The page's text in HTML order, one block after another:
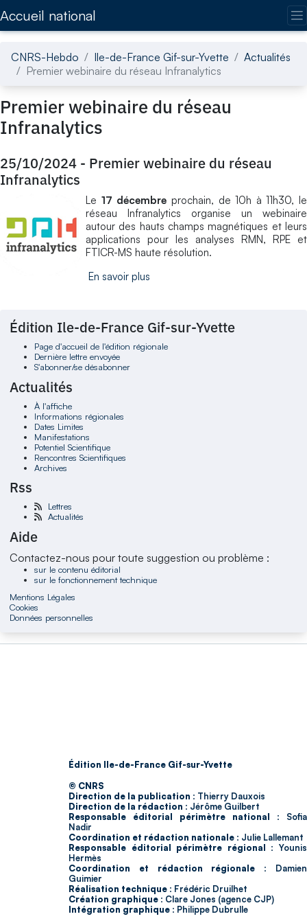
Accueil national
CNRS-Hebdo Ile-de-France Gif-sur-Yvette
Actualités
Premier webinaire du réseau Infranalytics
Premier webinaire du réseau
Infranalytics
25/10/2024 - Premier webinaire du réseau
Infranalytics
Le 17 décembre prochain, de 10h à 11h30, le
réseau Infranalytics organise un webinaire
autour des hauts champs magnétiques et leurs
applications pour les analyses RMN, RPE et
FTICR-MS haute résolution.
En savoir plus
Édition Ile-de-France Gif-sur-Yvette
Page d'accueil de l'édition régionale
Dernière lettre envoyée
S'abonner/se désabonner
Actualités
À l'affiche
Informations régionales
Dates Limites
Manifestations
Potentiel Scientifique
Rencontres Scientifiques
Archives
Rss
Lettres
Actualités
Aide
Contactez-nous pour toute suggestion ou problème :
sur le contenu éditorial
sur le fonctionnement technique
Mentions Légales
Cookies
Données personnelles
Édition Ile-de-France Gif-sur-Yvette
© CNRS
Direction de la publication : Thierry Dauxois
Direction de la rédaction : Jérôme Guilbert
Responsable éditorial périmètre national : Sofia
Nadir
Coordination et rédaction nationale : Julie Lallemant
Responsable éditorial périmètre régional : Younis
Hermès
Coordination et rédaction régionale : Damien
Guimier
Réalisation technique : Frédéric Druilhet
Création graphique : Clare Jones (agence CJP)
Intégration graphique : Philippe Dubrulle